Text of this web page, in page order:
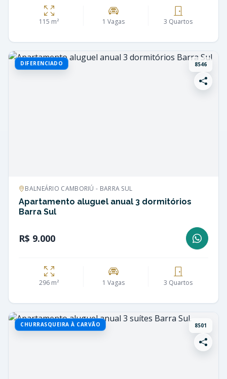
115 m² 1 Vagas 3 Quartos
DIFERENCIADO 8546
BALNEÁRIO CAMBORIÚ - BARRA SUL
Apartamento aluguel anual 3 dormitórios
Barra Sul
R$ 9.000
296 m² 1 Vagas 3 Quartos
CHURRASQUEIRA À CARVÃO 8501